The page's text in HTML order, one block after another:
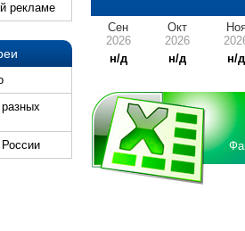
рекламе
Сен
2026
н/д
Окт
2026
н/д
н/д